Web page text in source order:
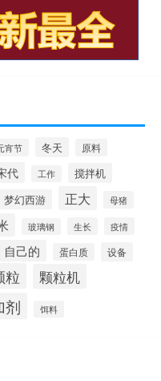
宵节 冬天 原料
代 工作 搅拌机
梦幻西游 正大 母猪
玻璃钢 生长 疫情
自己的 蛋白质 设备
粒 颗粒机
剂 饵料